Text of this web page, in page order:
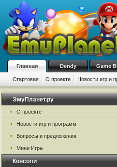
Главная Dendy Game
Стартовая О проекте Новости игр и
ЭмуПланет.ру
О проекте
Новости игр и программ
Вопросы и предложения
Мини Игры
Консоли